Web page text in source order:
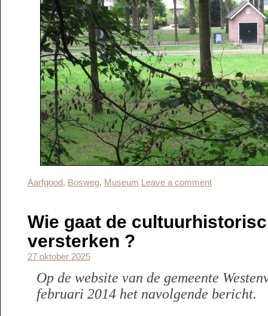
Aarfgood, Bosweg, Museum Leave a comment
Wie gaat de
versterken ?
27 oktober 2025
Op de website van de gemeente
februari 2014 het navolgende bericht.